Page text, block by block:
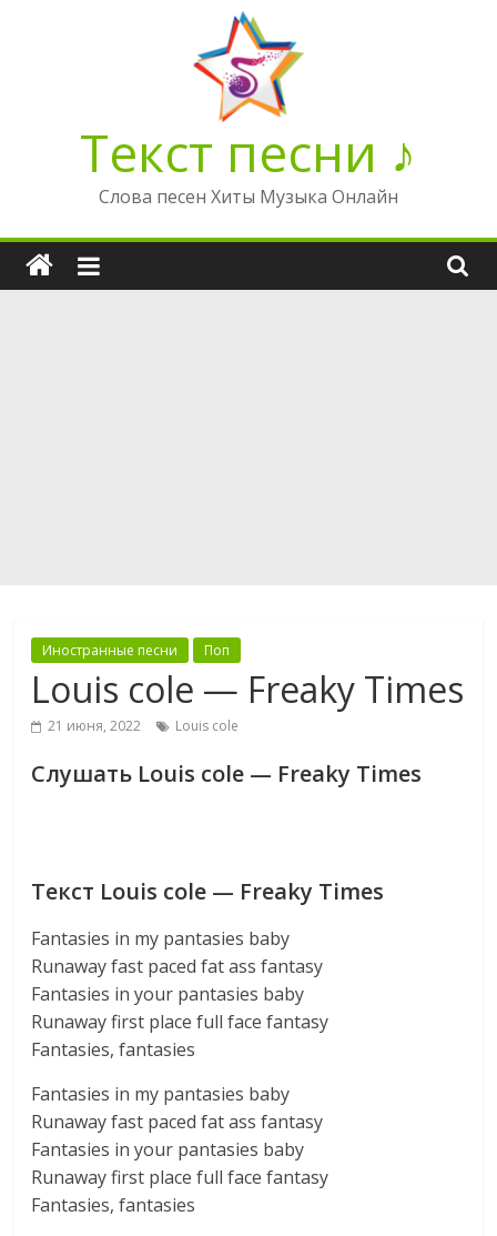
Текст песни ♪
Слова песен Хиты Музыка Онлайн
Иностранные песни Поп
Louis cole — Freaky Times
21 июня, 2022 Louis cole
Слушать Louis cole — Freaky Times
Текст Louis cole — Freaky Times
Fantasies in my pantasies baby
Runaway fast paced fat ass fantasy
Fantasies in your pantasies baby
Runaway first place full face fantasy
Fantasies, fantasies
Fantasies in my pantasies baby
Runaway fast paced fat ass fantasy
Fantasies in your pantasies baby
Runaway first place full face fantasy
Fantasies, fantasies